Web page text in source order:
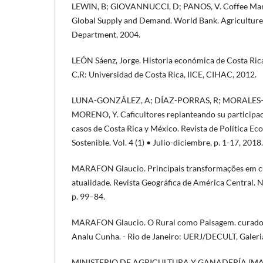
LEWIN, B; GIOVANNUCCI, D; PANOS, V. Coffee
Global Supply and Demand. World Bank.
Department, 2004.
LEÓN Sáenz, Jorge. Historia económica de Costa
C.R: Universidad de Costa Rica, IICE, CIHAC, 2012.
LUNA-GONZÁLEZ, A; DÍAZ-PORRAS, R;
MORENO, Y. Caficultores replanteando su
casos de Costa Rica y México. Revista de Política
Sostenible. Vol. 4 (1) • Julio-diciembre, p. 1-17, 2018.
MARAFON Glaucio. Principais transformações em
atualidade. Revista Geográfica de América Central.
p. 99–84.
MARAFON Glaucio. O Rural como Paisagem.
Analu Cunha. - Rio de Janeiro: UERJ/DECULT,